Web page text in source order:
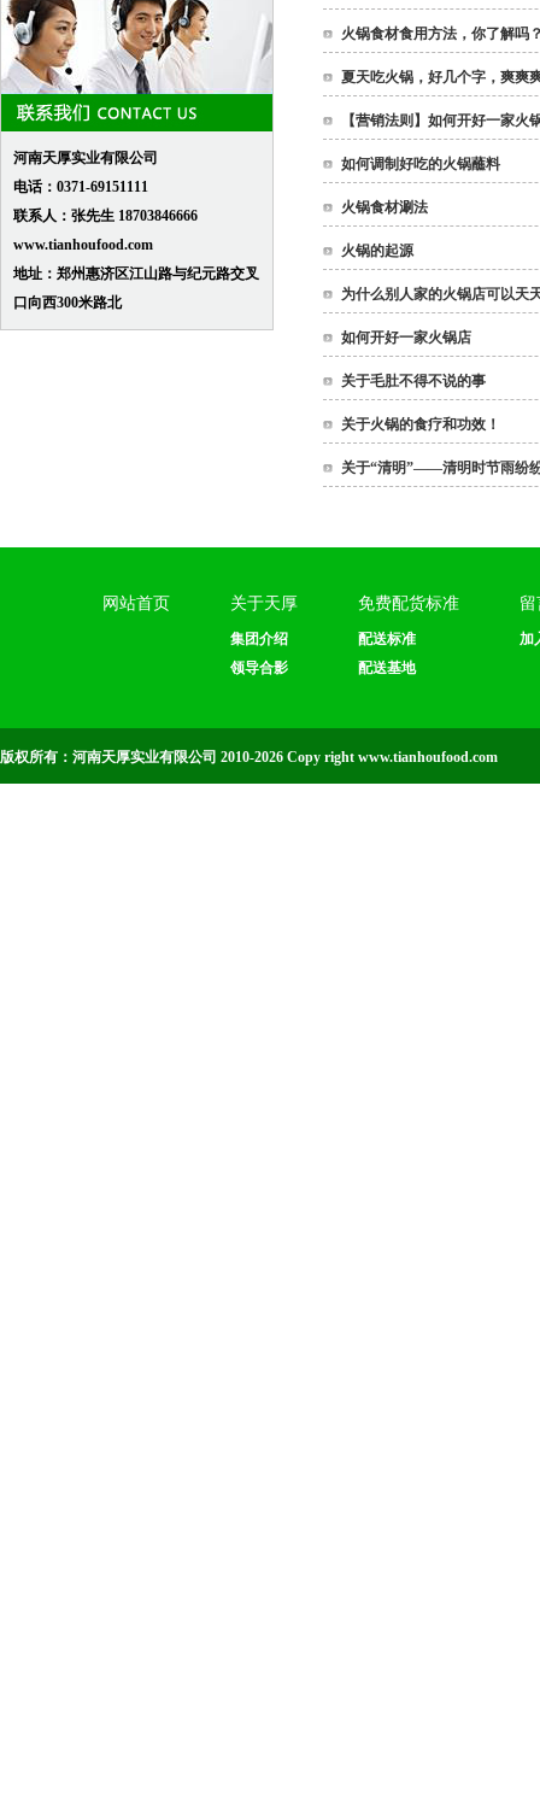
河南天厚实业有限公司
电话：0371-69151111
联系人：张先生 18703846666
www.tianhoufood.com
地址：郑州惠济区江山路与纪元路交叉
口向西300米路北
火锅食材食用方法，你了解吗
夏天吃火锅，好几个字，爽爽
【营销法则】如何开好一家火
如何调制好吃的火锅蘸料
火锅食材涮法
火锅的起源
为什么别人家的火锅店可以天
如何开好一家火锅店
关于毛肚不得不说的事
关于火锅的食疗和功效！
关于“清明”——清明时节雨纷
网站首页 关于天厚
集团介绍
领导合影
免费配货标准
配送标准
配送基地
加
版权所有：河南天厚实业有限公司 2010-2026 Copy right www.tianhoufood.com